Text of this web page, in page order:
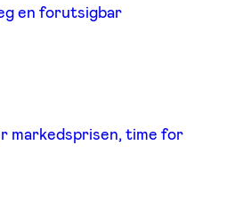
en forutsigbar
markedsprisen, time for